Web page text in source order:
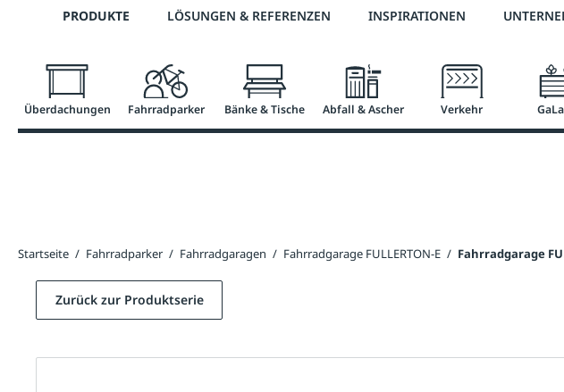
Zur Hauptnavigation springen
Telefon: 0800 / 100 49 02 2 % Vorkassen-Skonto
PRODUKTE LÖSUNGEN & REFERENZEN INSPIRATIONEN
Überdachungen Fahrradparker Bänke & Tische Abfall & Ascher Verkehr
Startseite / Fahrradparker / Fahrradgaragen / Fahrradgarage FULLERTON-E / Fahrradgarage
Zurück zur Produktserie